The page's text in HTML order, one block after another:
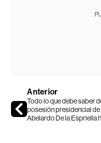
Anterior
Todo lo que debe saber
posesión presidencial de
Abelardo De la Espriella